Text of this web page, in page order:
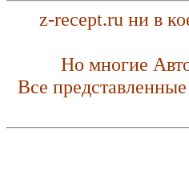
z-recept.ru ни в
Но многие
Все